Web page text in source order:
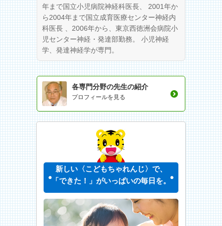
年まで国立小児病院神経科医長、 2001年か
ら2004年まで国立成育医療センター神経内
科医長 、2006年から、東京西徳洲会病院小
児センター神経・発達部勤務。 小児神経
学、発達神経学が専門。
各専門分野の先生の紹介
プロフィールを見る
新しい〈こどもちゃれんじ〉で、
「できた！」がいっぱいの毎日を。